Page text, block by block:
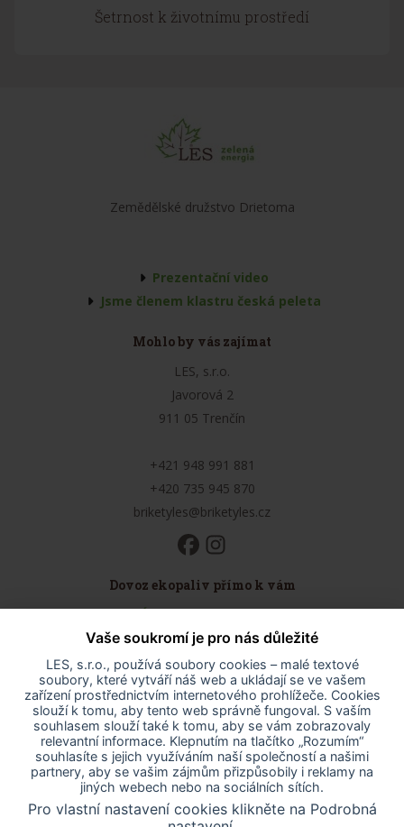
Šetrnost k životnímu prostředí
Zemědělské družstvo Drietoma
Prezentační video
Jsme členem klastru česká peleta
Mohlo by vás zajímat
LES, s.r.o.
Javorová 2
911 05 Trenčín
+421 948 991 881
+420 735 945 870
briketyles@briketyles.cz
Dovoz ekopaliv přímo k vám
Obchodní podmínky
Odstoupení od smlouvy
Odstoupení od smlouvy - formulář
Reklamační řád
Ochrana osobních údajů
Prohlášení o přístupnosti
Nastavení cookies
Vaše soukromí je pro nás důležité
LES, s.r.o., používá soubory cookies – malé textové
soubory, které vytváří náš web a ukládají se ve vašem
zařízení prostřednictvím internetového prohlížeče. Cookies
slouží k tomu, aby tento web správně fungoval. S vaším
souhlasem slouží také k tomu, aby se vám zobrazovaly
relevantní informace. Klepnutím na tlačítko „Rozumím“
souhlasíte s jejich využíváním naší společností a našimi
partnery, aby se vašim zájmům přizpůsobily i reklamy na
jiných webech nebo na sociálních sítích.
Pro vlastní nastavení cookies klikněte na Podrobná